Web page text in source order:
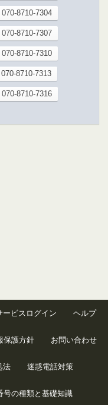
070-8710-7304
070-8710-7307
070-8710-7310
070-8710-7313
070-8710-7316
ービスログイン ヘルプ
保護方針 お問い合わせ
法 迷惑電話対策
号の種類と基礎知識